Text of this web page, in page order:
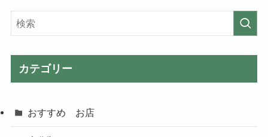
カテゴリー
おすすめ お店